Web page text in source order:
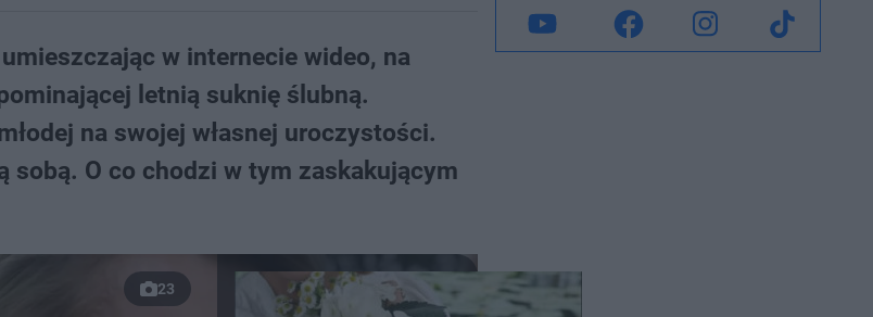
w internecie wideo, na
letnią suknię ślubną.
na swojej własnej uroczystości.
sobą. O co chodzi w tym zaskakującym
23